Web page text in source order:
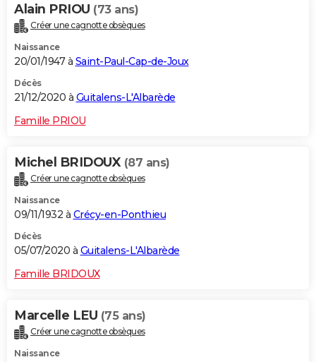
Alain PRIOU (73 ans)
Créer une cagnotte obsèques
Naissance
20/01/1947 à Saint-Paul-Cap-de-Joux
Décès
21/12/2020 à Guitalens-L'Albarède
Famille PRIOU
Michel BRIDOUX (87 ans)
Créer une cagnotte obsèques
Naissance
09/11/1932 à Crécy-en-Ponthieu
Décès
05/07/2020 à Guitalens-L'Albarède
Famille BRIDOUX
Marcelle LEU (75 ans)
Créer une cagnotte obsèques
Naissance